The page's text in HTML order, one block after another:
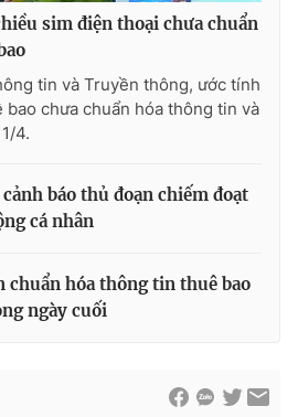
024.66 897 897
hình thức nếu không có sự chấp
nguồn VTV.vn khi phát hành lại
sim điện thoại chưa chuẩn
tin và Truyền thông, ước tính
bao chưa chuẩn hóa thông tin và
4.
báo thủ đoạn chiếm đoạt
cá nhân
chuẩn hóa thông tin thuê bao
ngày cuối